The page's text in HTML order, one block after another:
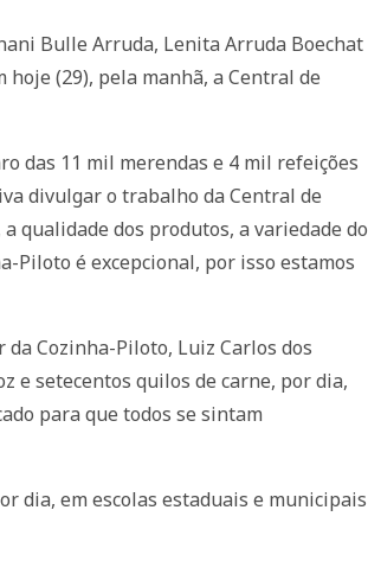
Bulle Arruda, Lenita Arruda Boechat
(29), pela manhã, a Central de
das 11 mil merendas e 4 mil refeições
divulgar o trabalho da Central de
qualidade dos produtos, a variedade do
Piloto é excepcional, por isso estamos
Cozinha-Piloto, Luiz Carlos dos
e setecentos quilos de carne, por dia,
para que todos se sintam
dia, em escolas estaduais e municipais